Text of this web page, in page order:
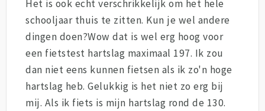
Het is ook echt verschrikkelijk om het hele
schooljaar thuis te zitten. Kun je wel andere
dingen doen?Wow dat is wel erg hoog voor
een fietstest hartslag maximaal 197. Ik zou
dan niet eens kunnen fietsen als ik zo'n hoge
hartslag heb. Gelukkig is het niet zo erg bij
mij. Als ik fiets is mijn hartslag rond de 130.